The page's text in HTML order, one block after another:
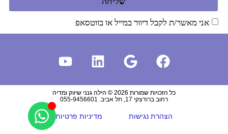
אני מאשר/ת לקבל דיוור במייל או בווטסאפ
כל הזכויות שמורות 2026 © הילה גנני שיווק ומדיה
רחוב ברודצקי 17, תל אביב. 055-9456601
הצהרת נגישות מדיניות פרטיות